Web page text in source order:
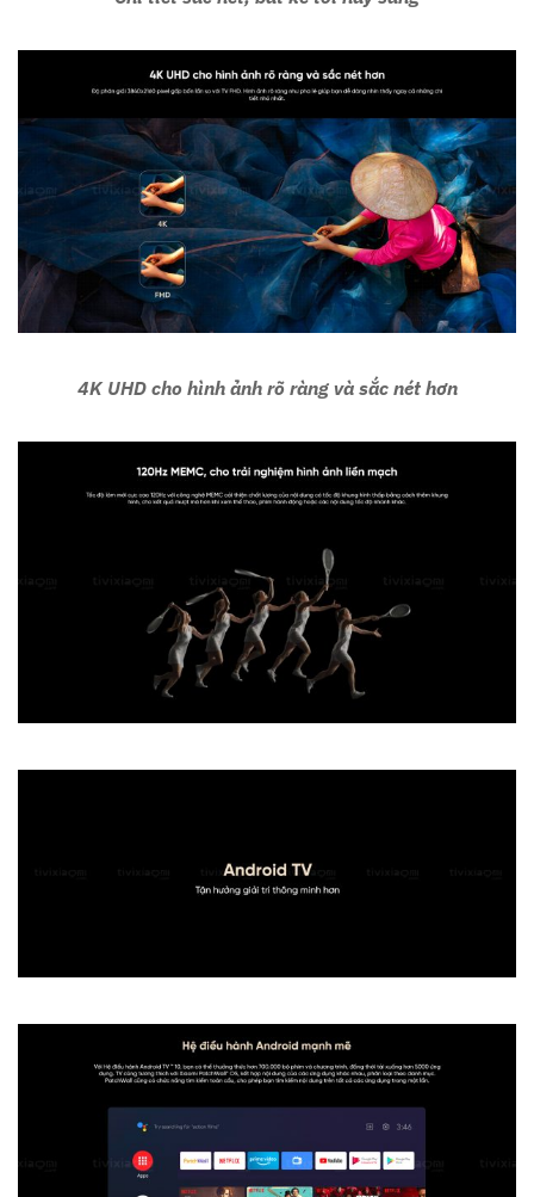
4K UHD cho hình ảnh rõ ràng và sắc nét hơn